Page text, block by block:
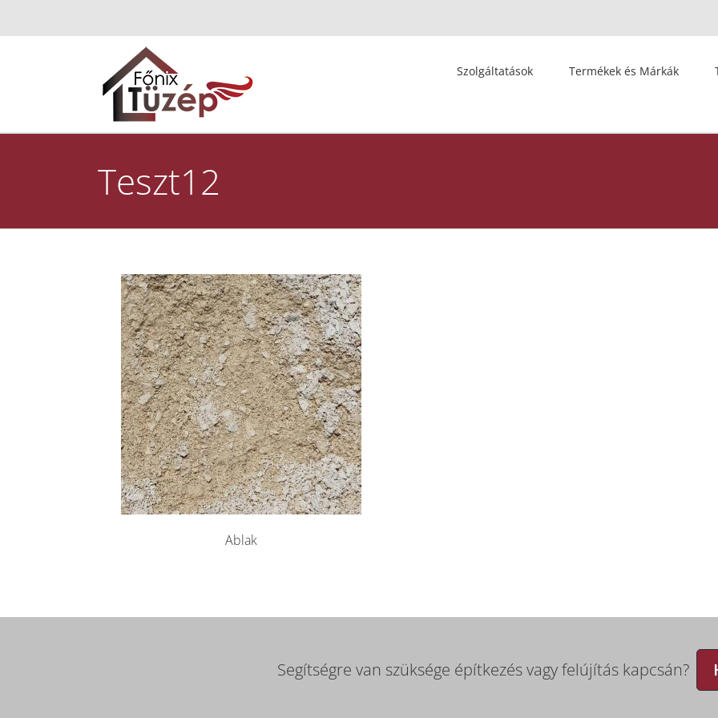
Szolgáltatások Termékek és Márkák
Teszt12
Ablak
Segítségre van szüksége építkezés vagy felújítás kapcsán?